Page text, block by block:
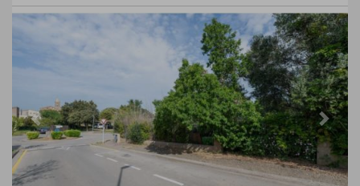
Previous Next